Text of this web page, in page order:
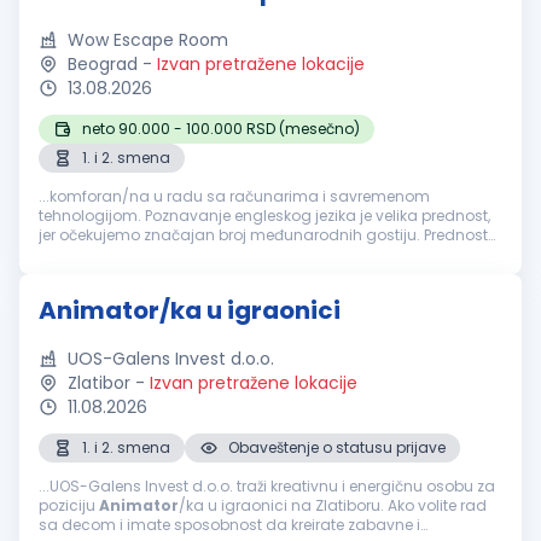
Wow Escape Room
Beograd - Izvan pretražene lokacije
13.08.2026
neto 90.000 - 100.000 RSD (mesečno)
1. i 2. smena
...komforan/na u radu sa računarima i savremenom
tehnologijom. Poznavanje engleskog jezika je velika prednost,
jer očekujemo značajan broj međunarodnih gostiju. Prednost
Animator/ka u igraonici
UOS-Galens Invest d.o.o.
Zlatibor - Izvan pretražene lokacije
11.08.2026
1. i 2. smena
Obaveštenje o statusu prijave
...UOS-Galens Invest d.o.o. traži kreativnu i energičnu osobu za
poziciju Animator/ka u igraonici na Zlatiboru. Ako volite rad
sa decom i imate sposobnost da kreirate zabavne i